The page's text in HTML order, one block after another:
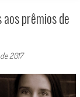
prêmios de
2017